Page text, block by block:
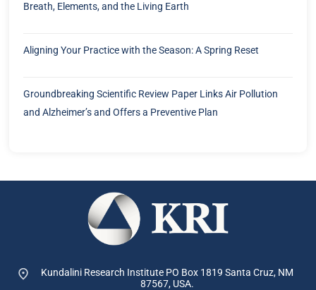
Breath, Elements, and the Living Earth
Aligning Your Practice with the Season: A Spring Reset
Groundbreaking Scientific Review Paper Links Air Pollution
and Alzheimer’s and Offers a Preventive Plan
Kundalini Research Institute PO Box 1819 Santa Cruz, NM
87567, USA.